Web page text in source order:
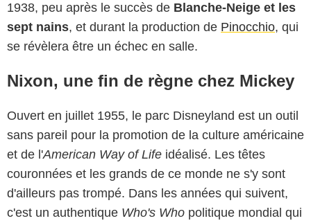
1938, peu après le succès de Blanche-Neige et les
sept nains, et durant la production de Pinocchio, qui
se révèlera être un échec en salle.
Nixon, une fin de règne chez Mickey
Ouvert en juillet 1955, le parc Disneyland est un outil
sans pareil pour la promotion de la culture américaine
et de l'American Way of Life idéalisé. Les têtes
couronnées et les grands de ce monde ne s'y sont
d'ailleurs pas trompé. Dans les années qui suivent,
c'est un authentique Who's Who politique mondial qui